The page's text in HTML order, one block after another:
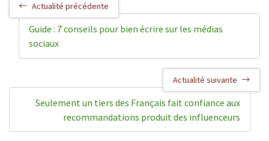
Actualité précédente
Guide : 7 conseils pour bien écrire sur les médias
sociaux
Actualité suivante
Seulement un tiers des Français fait confiance aux
recommandations produit des influenceurs